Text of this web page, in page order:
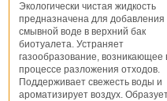
Экологически чистая жидкость
предназначена для добавления
смывной воде в верхний бак
биотуалета. Устраняет
газообразование, возникающее
процессе разложения отходов.
Поддерживает свежесть воды и
ароматизирует воздух.